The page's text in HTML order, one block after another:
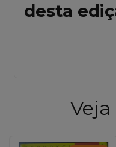
desta